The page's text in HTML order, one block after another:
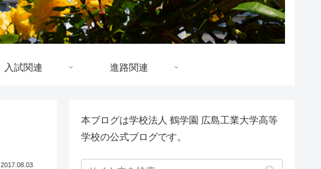
入試関連 進路関連
2017.08.03
本ブログは学校法人 鶴学園 広島工業大学高等
学校の公式ブログです。